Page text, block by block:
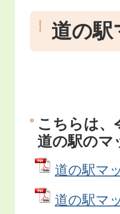
道の駅
こちらは、
道の駅のマ
道の駅マ
道の駅マ